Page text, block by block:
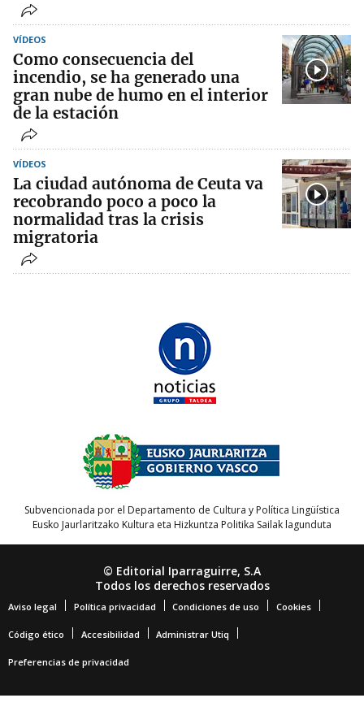
VÍDEOS
Como consecuencia del
incendio, se ha generado una
gran nube de humo en el interior
de la estación
VÍDEOS
La ciudad autónoma de Ceuta va
recobrando poco a poco la
normalidad tras la crisis
migratoria
Subvencionada por el Departamento de Cultura y Política Lingüística
Eusko Jaurlaritzako Kultura eta Hizkuntza Politika Sailak lagunduta
© Editorial Iparraguirre, S.A
Todos los derechos reservados
Aviso legal Política privacidad Condiciones de uso Cookies
Código ético Accesibilidad Administrar Utiq
Preferencias de privacidad